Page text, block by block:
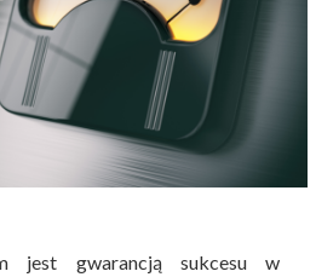
jest gwarancją sukcesu w